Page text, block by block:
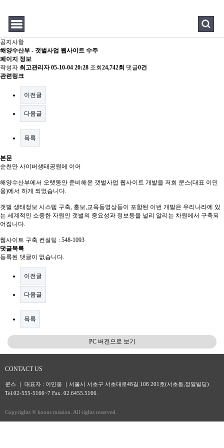
공지사항
해양수산부 - 갯벌사업 웹사이트 수주
페이지 정보
작성자 최고관리자 05-10-04 20:28 조회 24,742회 댓글0건
관련링크
이전글
다음글
목록
본문
순천만 사이버생태공원에 이어
해양수산부에서 오랫동안 준비해온 갯벌사업 웹사이트 개발을 저희 쿤스(대표 이민
웅)에서 하게 되었습니다.
갯벌 생태정보 시스템 구축, 홍보,교육동영상등이 포함된 이번 개발은 우리나라에 있
는 세계적인 소중한 자원인 갯벌의 중요성과 정보등을 널리 알리는 차원에서 구축되
어집니다.
웹사이트 구축 컨설팅 : 548-1093
댓글목록
등록된 댓글이 없습니다.
이전글
다음글
목록
PC 버전으로 보기
CONTACT US
쿤스 ｜ 대표자 : 이민웅 ｜서울시 서초구 서초대로48길 108 201호(서초동,정일빌딩)
Tel.02-555-5166~7 Fax. 02.6455.5166.
Copyrights © koons mission. All rights reserved.